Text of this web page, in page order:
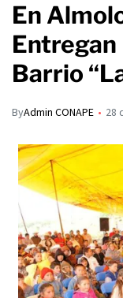
En
Entregan
Barrio
ByAdmin CONAPE 28